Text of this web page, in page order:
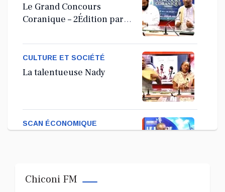
Le Grand Concours
Coranique – 2Édition par
Cour'an
CULTURE ET SOCIÉTÉ
La talentueuse Nady
SCAN ÉCONOMIQUE
Chiconi FM